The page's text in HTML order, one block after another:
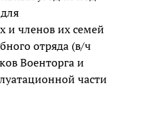
и членов их семей
отряда (в/ч
Военторга и
части